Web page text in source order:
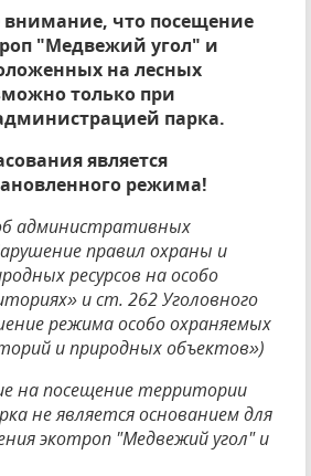
что посещение
"Медвежий угол" и
на лесных
только при
парка.
является
режима!
административных
правил охраны и
ресурсов на особо
и ст. 262 Уголовного
режима особо охраняемых
и природных объектов»)
на посещение территории
не является основанием для
экотроп "Медвежий угол" и